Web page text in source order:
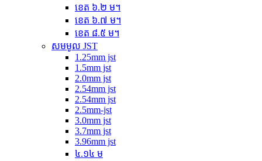
ខេត ៦.២ ម។
ខេត ៦.៧ ម។
ខេត ៨.៥ ម។
សមមូល JST
1.25mm jst
1.5mm jst
2.0mm jst
2.54mm jst
2.54mm jst
2.5mm-jst
3.0mm jst
3.7mm jst
3.96mm jst
៤.១៤ ម